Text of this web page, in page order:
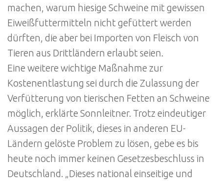
machen, warum hiesige Schweine mit gewissen
Eiweißfuttermitteln nicht gefüttert werden
dürften, die aber bei Importen von Fleisch von
Tieren aus Drittländern erlaubt seien.
Eine weitere wichtige Maßnahme zur
Kostenentlastung sei durch die Zulassung der
Verfütterung von tierischen Fetten an Schweine
möglich, erklärte Sonnleitner. Trotz eindeutiger
Aussagen der Politik, dieses in anderen EU-
Ländern gelöste Problem zu lösen, gebe es bis
heute noch immer keinen Gesetzesbeschluss in
Deutschland. „Dieses national einseitige und